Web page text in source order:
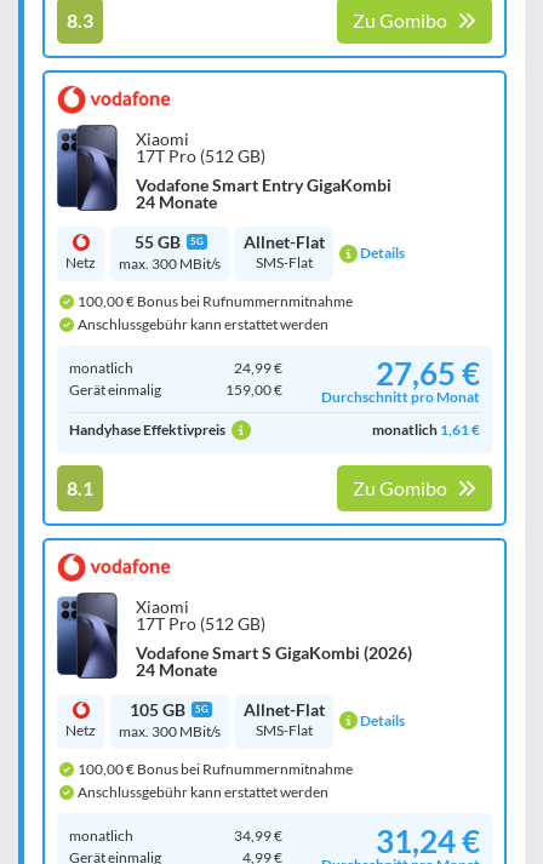
8.3 Zu Gomibo
Xiaomi
17T Pro (512 GB)
Vodafone Smart Entry GigaKombi
24 Monate
Netz
55 GB 5G
max. 300 MBit/s
Allnet-Flat
SMS-Flat Details
100,00 € Bonus bei Rufnummernmitnahme
Anschlussgebühr kann erstattet werden
monatlich
24,99 €
Gerät einmalig
159,00 € 27,65 €
Durchschnitt pro Monat
Handyhase Effektivpreis
monatlich 1,61 €
8.1 Zu Gomibo
Xiaomi
17T Pro (512 GB)
Vodafone Smart S GigaKombi (2026)
24 Monate
Netz
105 GB 5G
max. 300 MBit/s
Allnet-Flat
SMS-Flat Details
100,00 € Bonus bei Rufnummernmitnahme
Anschlussgebühr kann erstattet werden
monatlich
34,99 €
Gerät einmalig
4,99 € 31,24 €